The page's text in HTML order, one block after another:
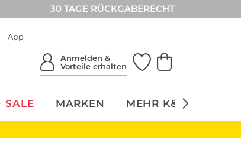
30 TAGE RÜCKGABERECHT
App
Anmelden &
Vorteile erhalten
SALE MARKEN MEHR K&Ö